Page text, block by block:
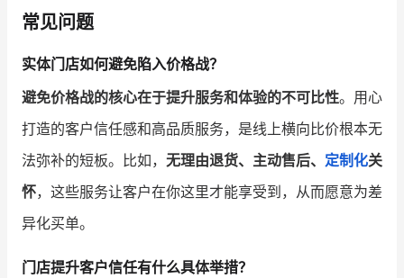
常见问题
实体门店如何避免陷入价格战？
避免价格战的核心在于提升服务和体验的不可比性。用心
打造的客户信任感和高品质服务，是线上横向比价根本无
法弥补的短板。比如， 无理由退货、主动售后、 定制化关
怀，这些服务让客户在你这里才能享受到，从而愿意为差
异化买单。
门店提升客户信任有什么具体举措？